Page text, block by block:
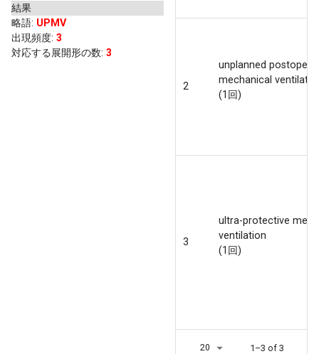
結果
略語: UPMV
出現頻度: 3
対応する展開形の数: 3
2
unplanned
mechanical
(1回)
3
ultra-protective
ventilation
(1回)
20 1–3 of 3